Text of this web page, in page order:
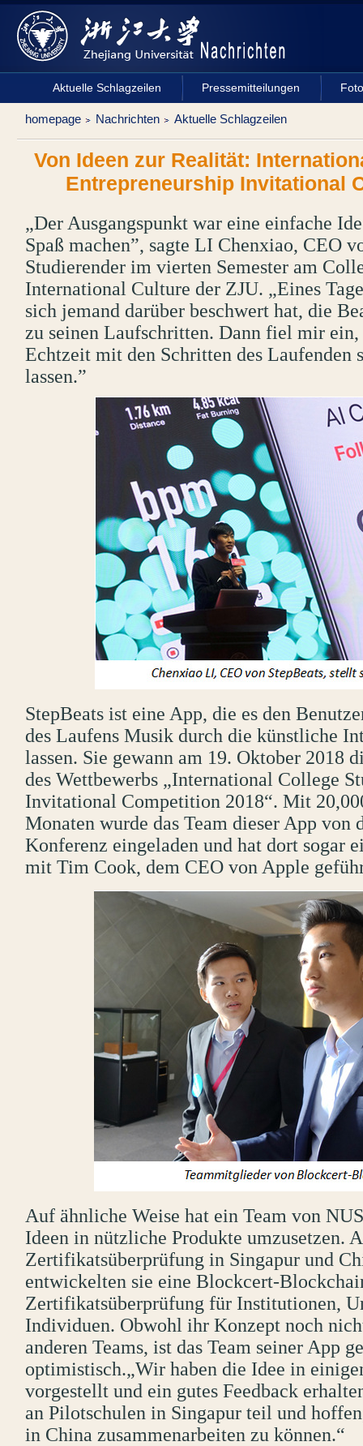
Aktuelle Schlagzeilen Pressemitteilungen
homepage Nachrichten Aktuelle Schlagzeilen
Von Ideen zur Realität:
Entrepreneurship Invitational
„Der Ausgangspunkt war eine einfache
Spaß machen”, sagte LI Chenxiao, CEO
Studierender im vierten Semester am
International Culture der ZJU. „Eines
sich jemand darüber beschwert hat, die
zu seinen Laufschritten. Dann fiel mir
Echtzeit mit den Schritten des Laufenden
lassen.”
StepBeats ist eine App, die es den
des Laufens Musik durch die künstliche
lassen. Sie gewann am 19. Oktober 2018
des Wettbewerbs „International College
Invitational Competition 2018“. Mit
Monaten wurde das Team dieser App von
Konferenz eingeladen und hat dort sogar
mit Tim Cook, dem CEO von Apple
Auf ähnliche Weise hat ein Team von
Ideen in nützliche Produkte umzusetzen.
Zertifikatsüberprüfung in Singapur und
entwickelten sie eine Blockcert-
Zertifikatsüberprüfung für Institutionen,
Individuen. Obwohl ihr Konzept noch
anderen Teams, ist das Team seiner App
optimistisch.„Wir haben die Idee in
vorgestellt und ein gutes Feedback
an Pilotschulen in Singapur teil und
in China zusammenarbeiten zu können.“